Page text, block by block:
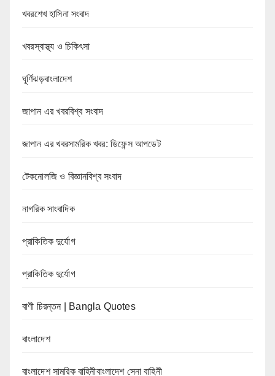
খবরশেখ হাসিনা সংবাদ
খবরস্বাস্থ্য ও চিকিৎসা
ঘূর্ণিঝড়বাংলাদেশ
জাপান এর খবরবিশ্ব সংবাদ
জাপান এর খবরসামরিক খবর: ডিফেন্স আপডেট
টেকনোলজি ও বিজ্ঞানবিশ্ব সংবাদ
নাগরিক সাংবাদিক
প্রাকিতিক দুর্যোগ
প্রাকিতিক দুর্যোগ
বাণী চিরন্তন | Bangla Quotes
বাংলাদেশ
বাংলাদেশ সামরিক বাহিনীবাংলাদেশ সেনা বাহিনী